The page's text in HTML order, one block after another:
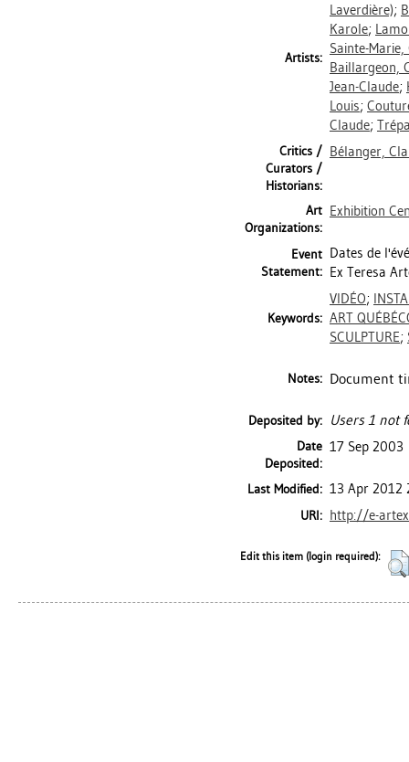
Artists:
Laverdière);
Karole;
Sainte-
Baillargeon,
Jean-Claude;
Louis;
Claude;
Critics /
Curators /
Historians:
Bélanger,
Art
Organizations:
Exhibition
Event
Statement:
Dates de
Ex Teresa
Keywords:
VIDÉO;
ART
SCULPTURE;
Notes: Document
Deposited by: Users 1 not
Date
Deposited:
17 Sep 2003
Last Modified: 13 Apr 2012
URI: http://e-
Edit this item (login required):